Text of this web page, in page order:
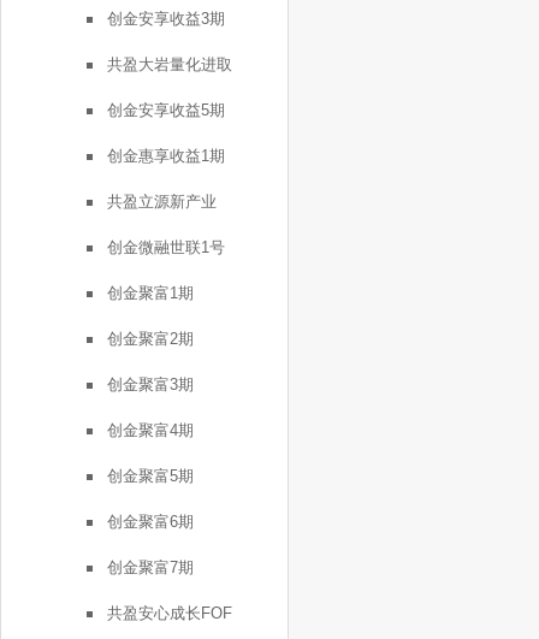
创金安享收益3期
共盈大岩量化进取
创金安享收益5期
创金惠享收益1期
共盈立源新产业
创金微融世联1号
创金聚富1期
创金聚富2期
创金聚富3期
创金聚富4期
创金聚富5期
创金聚富6期
创金聚富7期
共盈安心成长FOF